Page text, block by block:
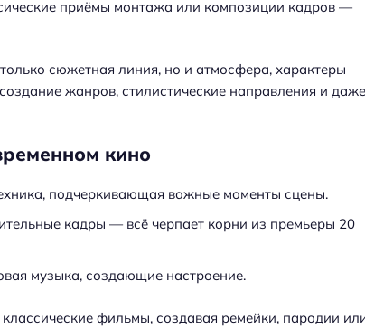
приёмы монтажа или композиции кадров —
сюжетная линия, но и атмосфера, характеры
жанров, стилистические направления и даже
кино
подчеркивающая важные моменты сцены.
кадры — всё черпает корни из премьеры 20
музыка, создающие настроение.
фильмы, создавая ремейки, пародии